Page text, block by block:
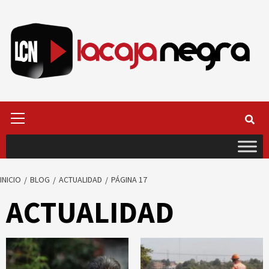
contenido
primario
INICIO BLOG ACTUALIDAD PÁGINA 17
ACTUALIDAD